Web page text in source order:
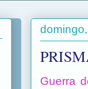
Guerra